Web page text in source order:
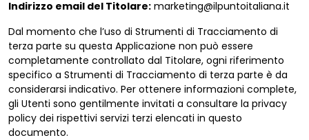
Indirizzo email del Titolare: marketing@ilpuntoitaliana.it
Dal momento che l’uso di Strumenti di Tracciamento di
terza parte su questa Applicazione non può essere
completamente controllato dal Titolare, ogni riferimento
specifico a Strumenti di Tracciamento di terza parte è da
considerarsi indicativo. Per ottenere informazioni complete,
gli Utenti sono gentilmente invitati a consultare la privacy
policy dei rispettivi servizi terzi elencati in questo
documento.